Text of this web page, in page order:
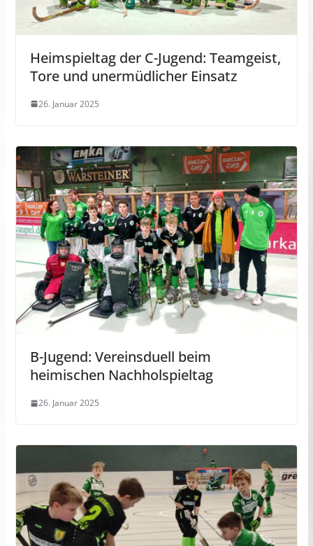
Heimspieltag der C-Jugend: Teamgeist,
Tore und unermüdlicher Einsatz
26. Januar 2025
B-Jugend: Vereinsduell beim
heimischen Nachholspieltag
26. Januar 2025